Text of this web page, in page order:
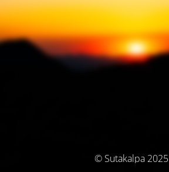
© Sutakalpa 2025